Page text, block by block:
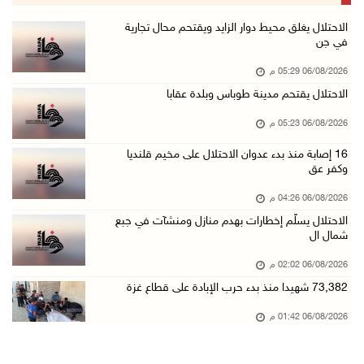
الاحتلال يسلّم إخطارات بهدم منازل ومنشآت في ج ...
06/آب/2026 02:02 م
افتتاح سوق الباذنجان البتيري السنوي في بتير غ ...
"إبداع المعلم" و"التربية" يطلقان دورة في التع ...
06/آب/2026 01:46 م
06/آب/2026 01:42 م
سفارة فلسطين في عُمان تكرم الطلبة المتفوقين م ...
الهلال الأحمر: 16 إصابة جراء عدوان الاحتلال ع ...
الاحتلال يغلق محيط دوار الزايد ويقتحم محال تجارية
في جن
06/08/2026 05:29 م
الاحتلال يقتحم مدينة طوباس وبلدة عقابا
06/08/2026 05:23 م
16 إصابة منذ بدء عدوان الاحتلال على مخيم قلنديا
وكفر عق
06/08/2026 04:26 م
الاحتلال يسلّم إخطارات بهدم منازل ومنشآت في جبع
شمال ال
06/08/2026 02:02 م
73,382 شهيدا منذ بدء حرب الإبادة على قطاع غزة
06/08/2026 01:42 م